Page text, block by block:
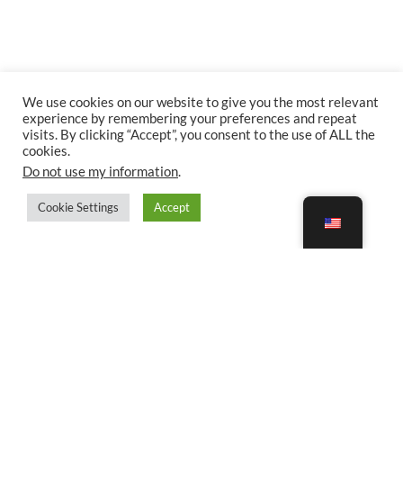
We use cookies on our website to give you the most relevant
experience by remembering your preferences and repeat
visits. By clicking “Accept”, you consent to the use of ALL the
cookies.
Do not use my information.
Cookie Settings Accept